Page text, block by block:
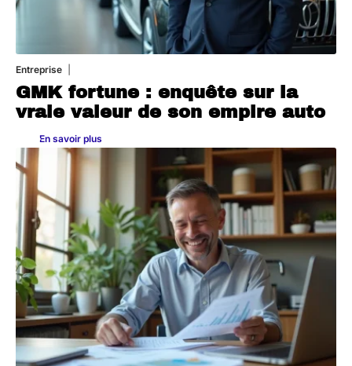
Entreprise
GMK fortune : enquête sur la
vraie valeur de son empire auto
En savoir plus